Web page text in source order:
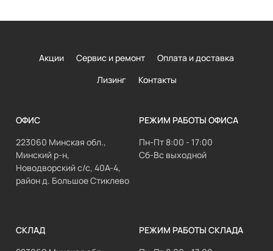
Акции Сервис и ремонт
Оплата и доставка
Лизинг
Контакты
ОФИС
223060 Минская обл.,
Минский р-н,
Новодворский с/с, 40А-4,
район д. Большое Стиклево
РЕЖИМ РАБОТЫ ОФИСА
Пн-Пт 8:00 - 17:00
Сб-Вс выходной
СКЛАД
РЕЖИМ РАБОТЫ СКЛАДА